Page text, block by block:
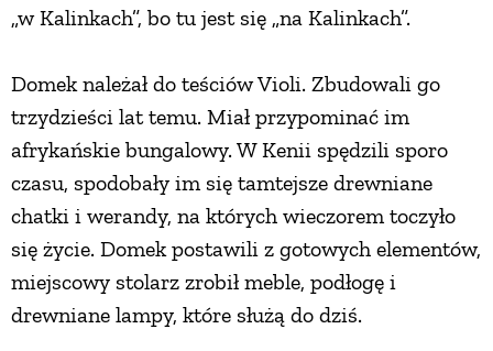
„w Kalinkach”, bo tu jest się „na Kalinkach”.
Domek należał do teściów Violi. Zbudowali go
trzydzieści lat temu. Miał przypominać im
afrykańskie bungalowy. W Kenii spędzili sporo
czasu, spodobały im się tamtejsze drewniane
chatki i werandy, na których wieczorem toczyło
się życie. Domek postawili z gotowych elementów,
miejscowy stolarz zrobił meble, podłogę i
drewniane lampy, które służą do dziś.
CIASTA I DESERY
DODATKI
PRZETWORY
INNE